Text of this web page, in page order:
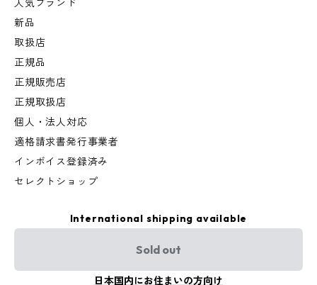
人気ブランド
新品
取扱店
正規品
正規販売店
正規取扱店
個人・法人対応
適格請求書発行事業者
インボイス登録済み
セレクトショップ
International shipping available
Sold out
日本国内にお住まいの方向け